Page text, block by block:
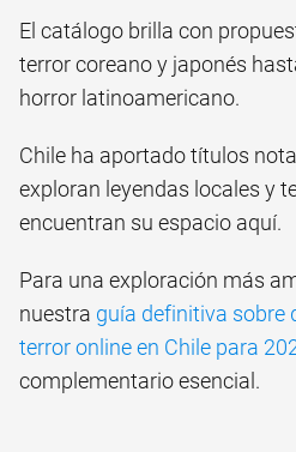
El catálogo brilla con
terror coreano y japonés
horror latinoamericano.
Chile ha aportado títulos
exploran leyendas locales y
encuentran su espacio aquí.
Para una exploración más
nuestra guía definitiva sobre
terror online en Chile para
complementario esencial.